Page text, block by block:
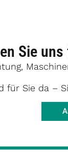
Sie
für Sie da –